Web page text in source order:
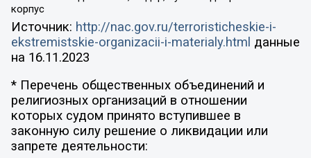
корпус
Источник: http://nac.gov.ru/terroristicheskie-i-
ekstremistskie-organizacii-i-materialy.html данные
на 16.11.2023
* Перечень общественных объединений и
религиозных организаций в отношении
которых судом принято вступившее в
законную силу решение о ликвидации или
запрете деятельности: